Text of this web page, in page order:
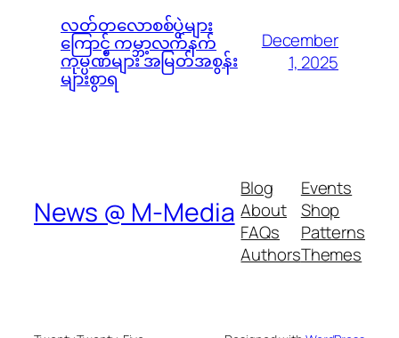
လတ်တလောစစ်ပွဲများ
ကြောင့် ကမ္ဘာ့လက်နက်
ကုမ္ပဏီများ အမြတ်အစွန်း
များစွာရ
December
1, 2025
News @ M-Media
Blog
About
FAQs
Authors
Events
Shop
Patterns
Themes